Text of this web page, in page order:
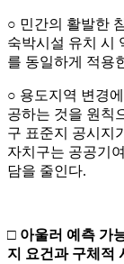
○ 민간의 활발한
숙박시설 유치 시
를 동일하게 적용
○ 용도지역 변경
공하는 것을 원칙
구 표준지 공시지
자치구는 공공기
담을 줄인다.
□ 아울러 예측 가
지 요건과 구체적